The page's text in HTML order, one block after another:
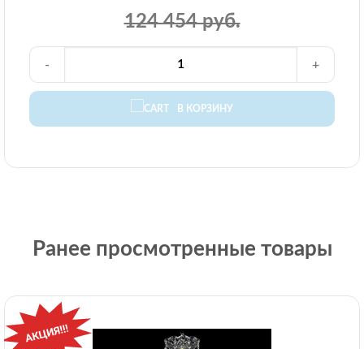
124 454 руб.
В КОРЗИНУ
- +
Ранее просмотренные товары